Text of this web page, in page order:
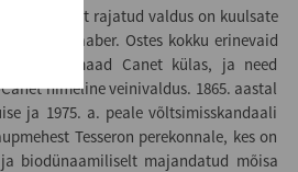
Pontet poolt rajatud valdus on kuulsate
naaber. Ostes kokku erinevaid
lisaks maad Canet külas, ja need
nimeline veinivaldus. 1865. aastal
ja 1975. a. peale võltsimisskandaali
Tesseron perekonnale, kes on
biodünaamiliselt majandatud mõisa